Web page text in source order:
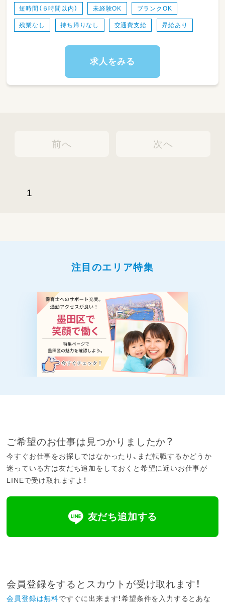
定員：12名
対象年齢：0歳児～2歳児まで（一時預かりは未就
短時間（６時間以内） 未経験OK ブランクOK
残業なし 持ち帰りなし 交通費支給 昇給あり
求人をみる
前へ
1
次へ
注目のエリア特集
ご希望のお仕事は見つかりましたか？
今すぐお仕事をお探しではなかったり、まだ転職するかどうか
迷っている方は友だち追加をしておくと希望に近いお仕事が
LINEで受け取れますよ！
友だち追加する
会員登録をするとスカウトが受け取れます！
会員登録は無料ですぐに出来ます！希望条件を入力するとあな